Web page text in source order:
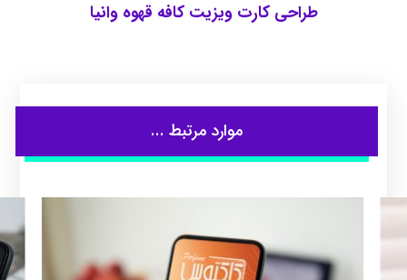
طراحی کارت ویزیت کافه قهوه وانیا
موارد مرتبط ...